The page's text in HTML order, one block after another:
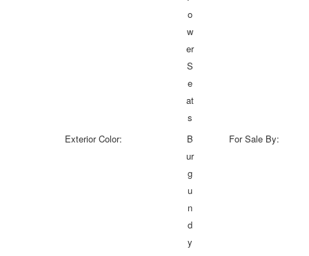
o
w
er
S
e
at
s
Exterior Color:
B
ur
g
u
n
d
y
For Sale By: